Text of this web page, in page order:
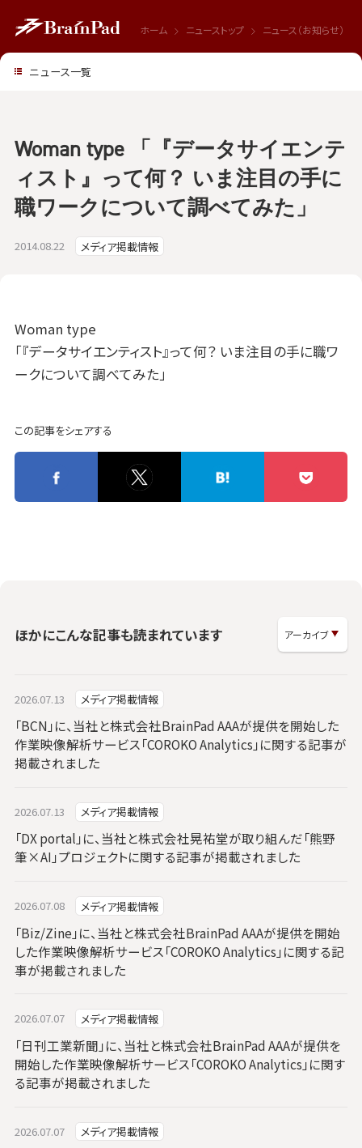
ホーム ニューストップ ニュース（お知らせ）
2014.08.22 メディア掲載情報
Woman type 「『データサイエンテ
ィスト』って何？ いま注目の手に
職ワークについて調べてみた」
Woman type
「『データサイエンティスト』って何？ いま注目の手に職ワ
ークについて調べてみた」
この記事をシェアする
ほかにこんな記事も読まれています
2026.07.13 メディア掲載情報
「BCN」に、当社と株式会社BrainPad AAAが提供を開始した
作業映像解析サービス「COROKO Analytics」に関する記事が
掲載されました
2026.07.13 メディア掲載情報
「DX portal」に、当社と株式会社晃祐堂が取り組んだ「熊野
筆×AI」プロジェクトに関する記事が掲載されました
2026.07.08 メディア掲載情報
「Biz/Zine」に、当社と株式会社BrainPad AAAが提供を開始
した作業映像解析サービス「COROKO Analytics」に関する記
事が掲載されました
2026.07.07 メディア掲載情報
「日刊工業新聞」に、当社と株式会社BrainPad AAAが提供を
開始した作業映像解析サービス「COROKO Analytics」に関す
る記事が掲載されました
2026.07.07 メディア掲載情報
ニュース一覧